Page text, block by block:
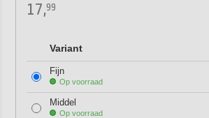
17,99
Variant
Fijn
Op voorraad
Middel
Op voorraad